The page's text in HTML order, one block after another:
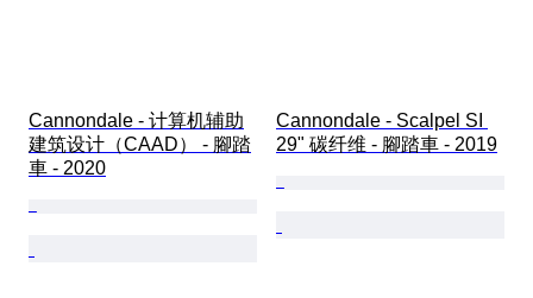
Cannondale - 计算机辅助
建筑设计（CAAD） - 腳踏
車 - 2020
Cannondale - Scalpel SI
29" 碳纤维 - 腳踏車 - 2019